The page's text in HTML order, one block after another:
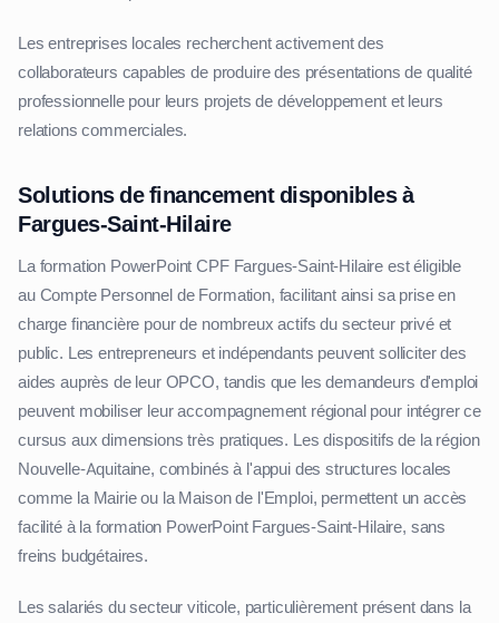
Les entreprises locales recherchent activement des
collaborateurs capables de produire des présentations de qualité
professionnelle pour leurs projets de développement et leurs
relations commerciales.
Solutions de financement disponibles à
Fargues-Saint-Hilaire
La formation PowerPoint CPF Fargues-Saint-Hilaire est éligible
au Compte Personnel de Formation, facilitant ainsi sa prise en
charge financière pour de nombreux actifs du secteur privé et
public. Les entrepreneurs et indépendants peuvent solliciter des
aides auprès de leur OPCO, tandis que les demandeurs d'emploi
peuvent mobiliser leur accompagnement régional pour intégrer ce
cursus aux dimensions très pratiques. Les dispositifs de la région
Nouvelle-Aquitaine, combinés à l'appui des structures locales
comme la Mairie ou la Maison de l'Emploi, permettent un accès
facilité à la formation PowerPoint Fargues-Saint-Hilaire, sans
freins budgétaires.
Les salariés du secteur viticole, particulièrement présent dans la